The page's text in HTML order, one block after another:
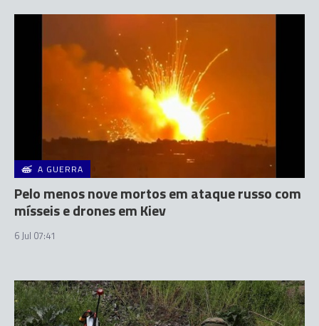
A GUERRA
Pelo menos nove mortos em ataque russo com
mísseis e drones em Kiev
6 Jul 07:41